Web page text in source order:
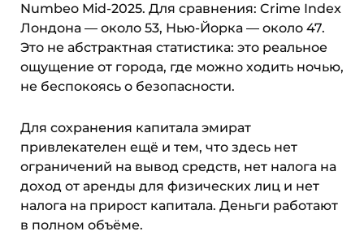
Numbeo Mid-2025. Для сравнения: Crime Index
Лондона — около 53, Нью-Йорка — около 47.
Это не абстрактная статистика: это реальное
ощущение от города, где можно ходить ночью,
не беспокоясь о безопасности.
Для сохранения капитала эмират
привлекателен ещё и тем, что здесь нет
ограничений на вывод средств, нет налога на
доход от аренды для физических лиц и нет
налога на прирост капитала. Деньги работают
в полном объёме.